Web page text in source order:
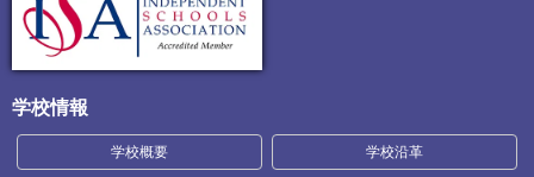
学校情報
学校概要 学校沿革